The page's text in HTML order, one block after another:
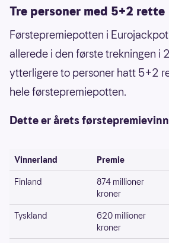
Tre personer med 5+2 rette
Førstepremiepotten i
allerede i den første trekningen i
ytterligere to personer hatt 5+2
hele førstepremiepotten.
Dette er årets
Vinnerland Premie
Finland
874 millioner
kroner
Tyskland
620 millioner
kroner